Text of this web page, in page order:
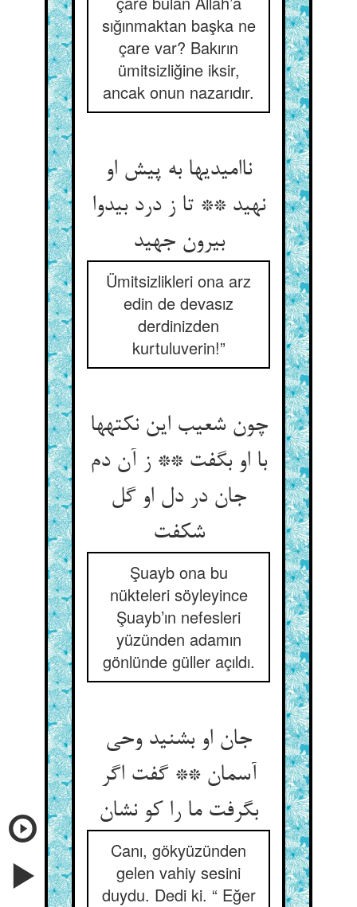
sığınmaktan başka ne
çare var? Bakırın
ümitsizliğine iksir,
ancak onun nazarıdır.
ناامیدیها به پیش او
نهید ** تا ز درد بی‏دوا
بیرون جهید
Ümitsizlikleri ona arz
edin de devasız
derdinizden
kurtuluverin!”
چون شعیب این نکته‏ها
با او بگفت ** ز آن دم
جان در دل او گل
شکفت‏
Şuayb ona bu
nükteleri söyleyince
Şuayb’ın nefesleri
yüzünden adamın
gönlünde güller açıldı.
جان او بشنید وحی
آسمان ** گفت اگر
بگرفت ما را کو نشان‏
Canı, gökyüzünden
gelen vahiy sesini
duydu. Dedi ki. “ Eğer